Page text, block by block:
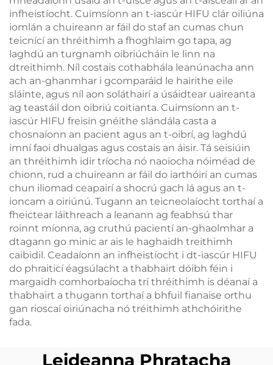
infheistíocht. Cuimsíonn an t-iascúr HIFU clár oiliúna
iomlán a chuireann ar fáil do staf an cumas chun
teicnící an thréithimh a fhoghlaim go tapa, ag
laghdú an turgnamh oibriúcháin le linn na
dtreithimh. Níl costais cothabhála leanúnacha ann
ach an-ghanmhar i gcomparáid le hairithe eile
sláinte, agus níl aon soláthairí a úsáidtear uaireanta
ag teastáil don oibriú coitianta. Cuimsíonn an t-
iascúr HIFU freisin gnéithe slándála casta a
chosnaíonn an pacient agus an t-oibrí, ag laghdú
imní faoi dhualgas agus costais an áisir. Tá seisiúin
an thréithimh idir tríocha nó naoiocha nóiméad de
chionn, rud a chuireann ar fáil do iarthóirí an cumas
chun iliomad ceapairí a shocrú gach lá agus an t-
ioncam a oiriúnú. Tugann an teicneolaíocht torthaí a
fheictear láithreach a leanann ag feabhsú thar
roinnt míonna, ag cruthú pacientí an-ghaolmhar a
dtagann go minic ar ais le haghaidh treithimh
caibidil. Ceadaíonn an infheistíocht i dt-iascúr HIFU
do phraiticí éagsúlacht a thabhairt dóibh féin i
margaidh comhorbaíocha trí thréithimh is déanaí a
thabhairt a thugann torthaí a bhfuil fianaise orthu
gan rioscaí oiriúnacha nó tréithimh athchóirithe
fada.
Leideanna Phratacha